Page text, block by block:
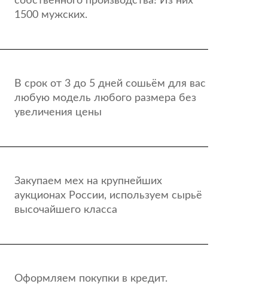
1500 мужских.
В срок от 3 до 5 дней сошьём для вас
любую модель любого размера без
увеличения цены
Закупаем мех на крупнейших
аукционах России, используем сырьё
высочайшего класса
Оформляем покупки в кредит.